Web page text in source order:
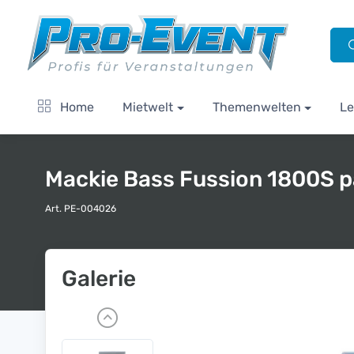
Home Mietwelt Themenwelten
Mackie Bass Fussion 1800S
Art. PE-004026
Galerie
P
r